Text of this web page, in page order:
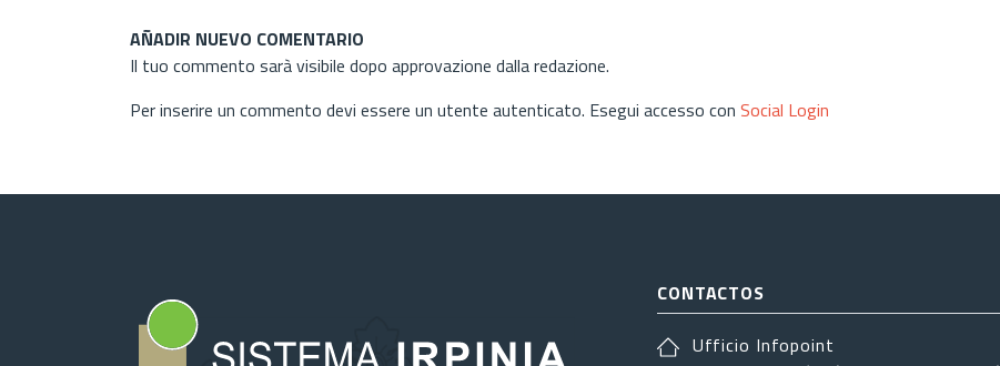
AÑADIR NUEVO COMENTARIO
Il tuo commento sarà visibile dopo approvazione dalla redazione.
Per inserire un commento devi essere un utente autenticato. Esegui accesso con Social Login
CONTACTOS
Ufficio Infopoint